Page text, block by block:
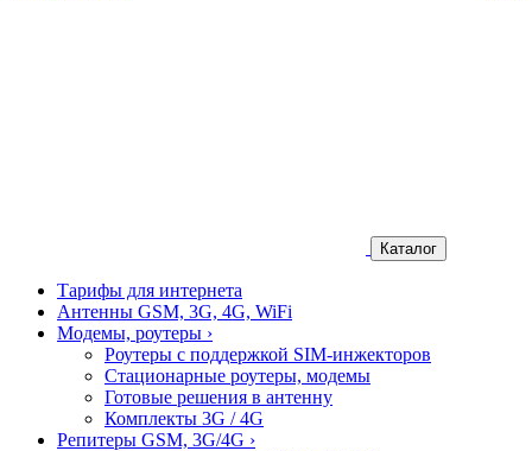
Каталог
Тарифы для интернета
Антенны GSM, 3G, 4G, WiFi
Модемы, роутеры ›
Роутеры с поддержкой SIM-инжекторов
Стационарные роутеры, модемы
Готовые решения в антенну
Комплекты 3G / 4G
Репитеры GSM, 3G/4G ›